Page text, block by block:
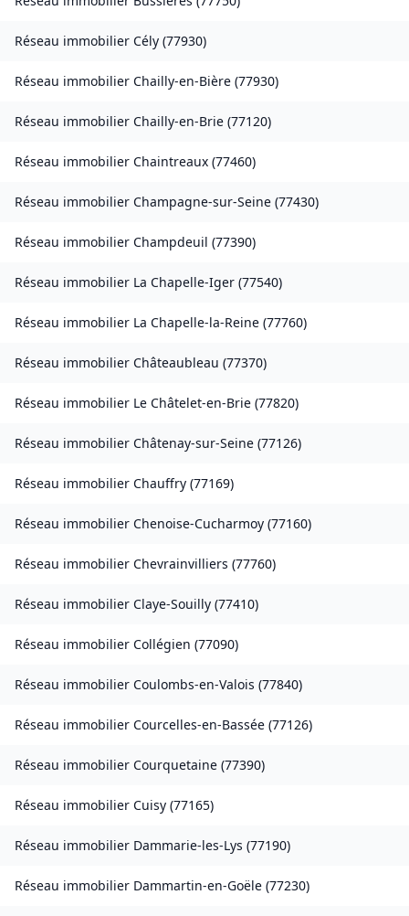
Réseau immobilier Cély (77930)
Réseau immobilier Chailly-en-Bière (77930)
Réseau immobilier Chailly-en-Brie (77120)
Réseau immobilier Chaintreaux (77460)
Réseau immobilier Champagne-sur-Seine (77430)
Réseau immobilier Champdeuil (77390)
Réseau immobilier La Chapelle-Iger (77540)
Réseau immobilier La Chapelle-la-Reine (77760)
Réseau immobilier Châteaubleau (77370)
Réseau immobilier Le Châtelet-en-Brie (77820)
Réseau immobilier Châtenay-sur-Seine (77126)
Réseau immobilier Chauffry (77169)
Réseau immobilier Chenoise-Cucharmoy (77160)
Réseau immobilier Chevrainvilliers (77760)
Réseau immobilier Claye-Souilly (77410)
Réseau immobilier Collégien (77090)
Réseau immobilier Coulombs-en-Valois (77840)
Réseau immobilier Courcelles-en-Bassée (77126)
Réseau immobilier Courquetaine (77390)
Réseau immobilier Cuisy (77165)
Réseau immobilier Dammarie-les-Lys (77190)
Réseau immobilier Dammartin-en-Goële (77230)